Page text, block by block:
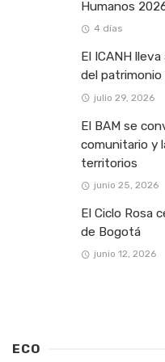
Humanos
4 días
El ICANH
del patrimonio
julio 29, 2026
El BAM se
comunitario y
territorios
junio 25, 2026
El Ciclo Rosa
de Bogotá
junio 12, 2026
ECO